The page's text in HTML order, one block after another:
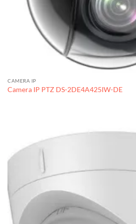
CAMERA IP
Camera IP PTZ DS-2DE4A425IW-DE